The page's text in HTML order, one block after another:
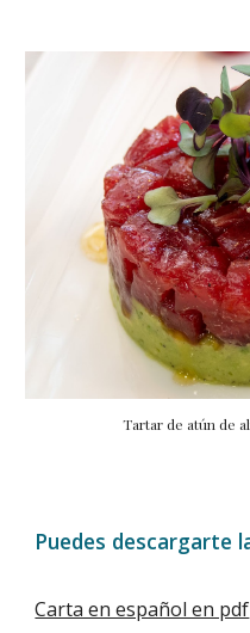
Tartar de atún de
Puedes descargarte
Carta en español en pdf